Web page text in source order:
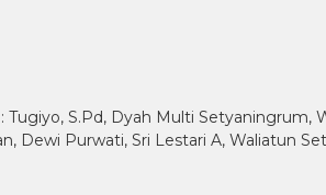
S.Pd, Dyah Multi
Dewi Purwati, Sri Lestari A, Waliatun